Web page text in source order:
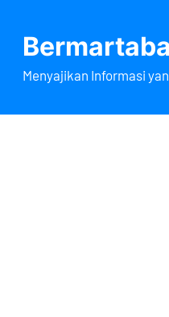
konten
Menyajikan Informasi